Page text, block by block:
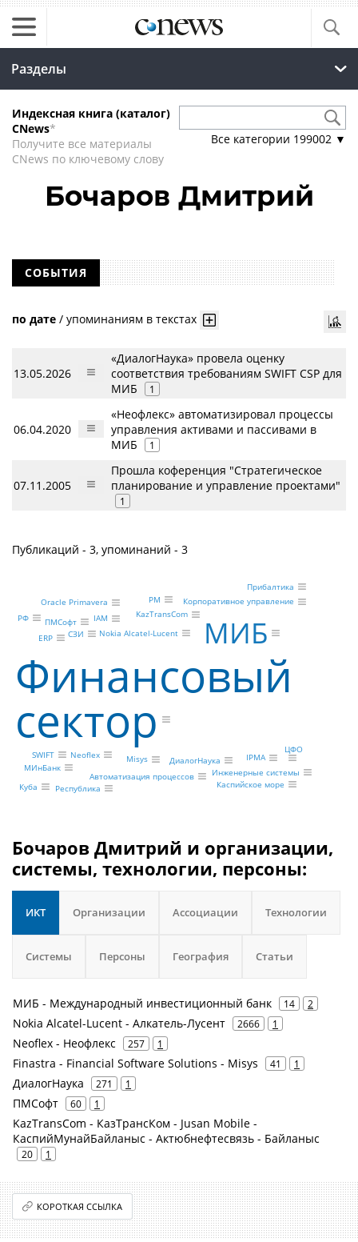
Разделы
Индексная книга (каталог)
CNews*
Получите все материалы
CNews по ключевому слову
Все категории 199002 ▼
Бочаров Дмитрий
СОБЫТИЯ
по дате / упоминаниям в текстах
13.05.2026
«ДиалогНаука» провела оценку
соответствия требованиям SWIFT CSP для
МИБ
1
06.04.2020
«Неофлекс» автоматизировал процессы
управления активами и пассивами в
МИБ
1
07.11.2005
Прошла коференция "Стратегическое
планирование и управление проектами"
1
Публикаций - 3, упоминаний - 3
Финансовый
сектор
МИБ
Nokia Alcatel-Lucent
Neoflex Misys ДиалогНаука
ПМСофт
KazTransCom
МИнБанк
IPMA
SWIFT
СЗИ
Автоматизация процессов
Корпоративное управление
ERP
IAM
PM
Инженерные системы
Oracle Primavera
Куба Каспийское море
РФ
Республика
ЦФО
Прибалтика
Бочаров Дмитрий и организации,
системы, технологии, персоны:
ИКТ Организации Ассоциации Технологии
Системы Персоны География Статьи
МИБ - Международный инвестиционный банк 14 2
Nokia Alcatel-Lucent - Алкатель-Лусент 2666 1
Neoflex - Неофлекс 257 1
Finastra - Financial Software Solutions - Misys 41 1
ДиалогНаука 271 1
ПМСофт 60 1
KazTransCom - КазТрансКом - Jusan Mobile -
КаспийМунайБайланыс - Актюбнефтесвязь - Байланыс
20 1
КОРОТКАЯ ССЫЛКА